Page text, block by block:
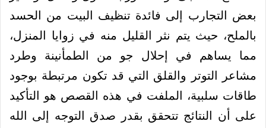
بعض التجارب إلى فائدة تنظيف البيت من الحسد
بالملح، حيث يتم نثر القليل منه في زوايا المنزل،
مما يساهم في إحلال جو من الطمأنينة وطرد
مشاعر التوتر والقلق التي قد تكون مرتبطة بوجود
طاقات سلبية، الملفت في هذه القصص هو التأكيد
على أن النتائج تتحقق بقدر صدق التوجه إلى الله